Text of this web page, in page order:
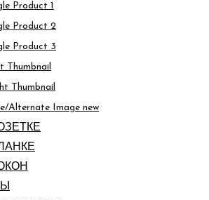
Product 1
Product 2
Product 3
Thumbnail
Thumbnail
Alternate Image new